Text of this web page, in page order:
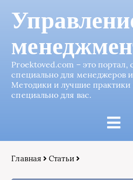
Proektoved.com – это портал,
специально для менеджеров
Методики и лучшие практики
специально для вас.
Главная Статьи